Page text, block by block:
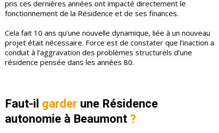
pris ces dernières années ont impacté directement le
fonctionnement de la Résidence et de ses finances.
Cela fait 10 ans qu’une nouvelle dynamique, liée à un nouveau
projet était nécessaire. Force est de constater que l’inaction a
conduit à l’aggravation des problèmes structurels d’une
résidence pensée dans les années 80.
Faut-il garder une Résidence
autonomie à Beaumont ?